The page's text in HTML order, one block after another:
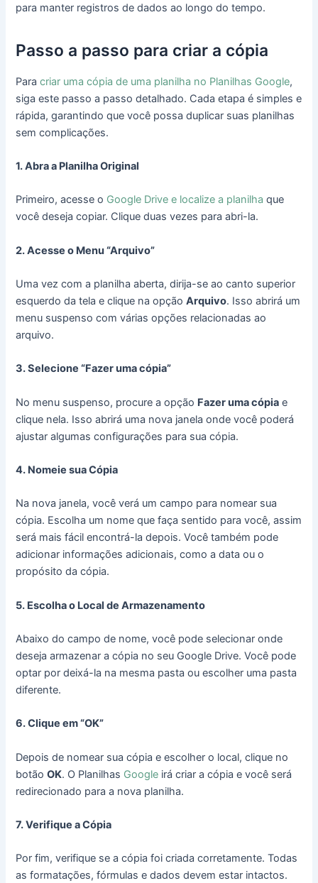
para manter registros de dados ao longo do tempo.
Passo a passo para criar a cópia
Paracriar uma cópia de uma planilha no Planilhas Google,
siga este passo a passo detalhado. Cada etapa é simples e
rápida, garantindo que você possa duplicar suas planilhas
sem complicações.
1. Abra a Planilha Original
Primeiro, acesse o Google Drive e localize a planilha que
você deseja copiar. Clique duas vezes para abri-la.
2. Acesse o Menu “Arquivo”
Uma vez com a planilha aberta, dirija-se ao canto superior
esquerdo da tela e clique na opçãoArquivo. Isso abrirá um
menu suspenso com várias opções relacionadas ao
arquivo.
3. Selecione “Fazer uma cópia”
No menu suspenso, procure a opção Fazer uma cópia e
clique nela. Isso abrirá uma nova janela onde você poderá
ajustar algumas configurações para sua cópia.
4. Nomeie sua Cópia
Na nova janela, você verá um campo para nomear sua
cópia. Escolha um nome que faça sentido para você, assim
será mais fácil encontrá-la depois. Você também pode
adicionar informações adicionais, como a data ou o
propósito da cópia.
5. Escolha o Local de Armazenamento
Abaixo do campo de nome, você pode selecionar onde
deseja armazenar a cópia no seu Google Drive. Você pode
optar por deixá-la na mesma pasta ou escolher uma pasta
diferente.
6. Clique em “OK”
Depois de nomear sua cópia e escolher o local, clique no
botãoOK. O Planilhas Google irá criar a cópia e você será
redirecionado para a nova planilha.
7. Verifique a Cópia
Por fim, verifique se a cópia foi criada corretamente. Todas
as formatações, fórmulas e dados devem estar intactos.